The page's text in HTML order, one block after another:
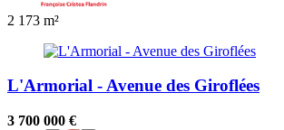
2 173 m²
L'Armorial - Avenue des Giroflées
3 700 000 €